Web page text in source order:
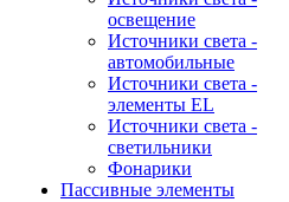
освещение
Источники света -
автомобильные
Источники света -
элементы EL
Источники света -
светильники
Фонарики
Пассивные элементы